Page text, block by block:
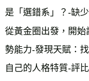
是「選錯系」？-缺
從黃金圈出發，開
勢能力-發現天賦：
自己的人格特質-評